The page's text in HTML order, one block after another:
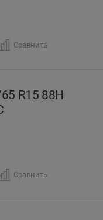
Сравнить
R15 88H
Сравнить